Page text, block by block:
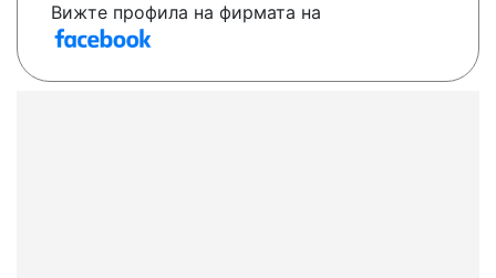
Вижте профила на фирмата на